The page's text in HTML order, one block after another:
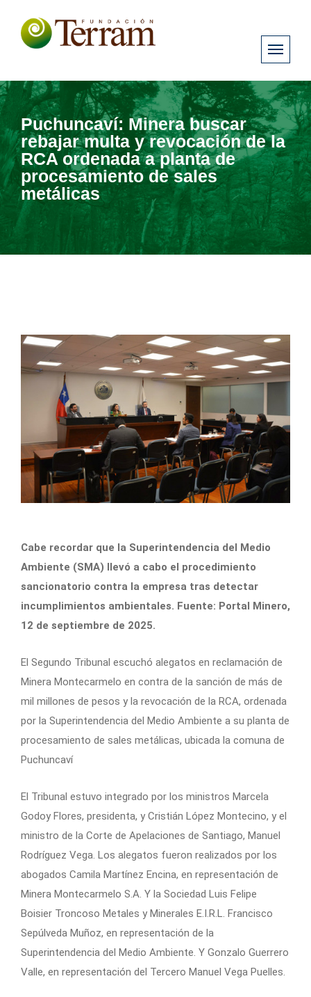
Puchuncaví: Minera buscar
rebajar multa y revocación de la
RCA ordenada a planta de
procesamiento de sales
metálicas
Cabe recordar que la Superintendencia del Medio
Ambiente (SMA) llevó a cabo el procedimiento
sancionatorio contra la empresa tras detectar
incumplimientos ambientales. Fuente: Portal Minero,
12 de septiembre de 2025.
El Segundo Tribunal escuchó alegatos en reclamación de
Minera Montecarmelo en contra de la sanción de más de
mil millones de pesos y la revocación de la RCA, ordenada
por la Superintendencia del Medio Ambiente a su planta de
procesamiento de sales metálicas, ubicada la comuna de
Puchuncaví
El Tribunal estuvo integrado por los ministros Marcela
Godoy Flores, presidenta, y Cristián López Montecino, y el
ministro de la Corte de Apelaciones de Santiago, Manuel
Rodríguez Vega. Los alegatos fueron realizados por los
abogados Camila Martínez Encina, en representación de
Minera Montecarmelo S.A. Y la Sociedad Luis Felipe
Boisier Troncoso Metales y Minerales E.I.R.L. Francisco
Sepúlveda Muñoz, en representación de la
Superintendencia del Medio Ambiente. Y Gonzalo Guerrero
Valle, en representación del Tercero Manuel Vega Puelles.